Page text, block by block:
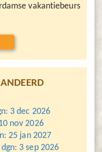
vakantiebeurs
3 dec 2026
nov 2026
25 jan 2027
3 sep 2026